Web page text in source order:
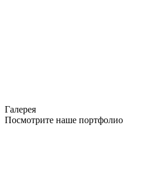
Галерея
Посмотрите наше портфолио